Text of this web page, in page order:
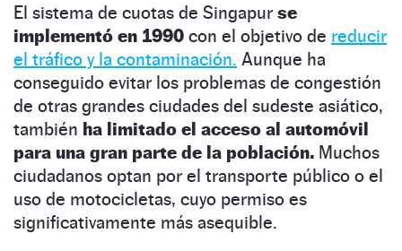
El sistema de cuotas de Singapur se
implementó en 1990 con el objetivo de reducir
el tráfico y la contaminación. Aunque ha
conseguido evitar los problemas de congestión
de otras grandes ciudades del sudeste asiático,
también ha limitado el acceso al automóvil
para una gran parte de la población. Muchos
ciudadanos optan por el transporte público o el
uso de motocicletas, cuyo permiso es
significativamente más asequible.